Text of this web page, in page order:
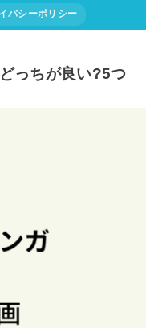
バシーポリシー
っちが良い?5つ